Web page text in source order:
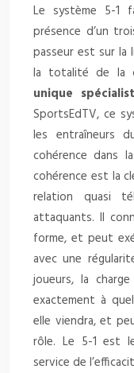
Le système 5-1
présence d’un
passeur est sur la
la totalité de la
unique
SportsEdTV, ce
les entraîneurs
cohérence dans
cohérence est la
relation quasi
attaquants. Il
forme, et peut
avec une
joueurs, la
exactement à
elle viendra, et
rôle. Le 5-1 est
service de